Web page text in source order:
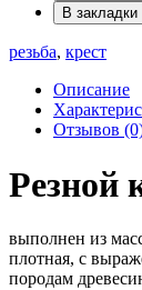
В закладки
резьба, крест
Описание
Отзывов
Резной
выполнен из
плотная, с
породам